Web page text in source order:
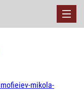
mikola-